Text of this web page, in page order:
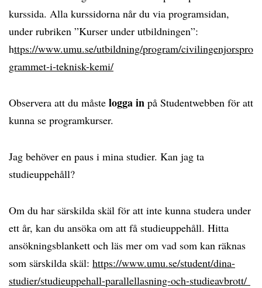
kurssida. Alla kurssidorna når du via programsidan,
under rubriken ”Kurser under utbildningen”:
https://www.umu.se/utbildning/program/civilingenjorspro
grammet-i-teknisk-kemi/
Observera att du måste logga in på Studentwebben för att
kunna se programkurser.
Jag behöver en paus i mina studier. Kan jag ta
studieuppehåll?
Om du har särskilda skäl för att inte kunna studera under
ett år, kan du ansöka om att få studieuppehåll. Hitta
ansökningsblankett och läs mer om vad som kan räknas
som särskilda skäl: https://www.umu.se/student/dina-
studier/studieuppehall-parallellasning-och-studieavbrott/